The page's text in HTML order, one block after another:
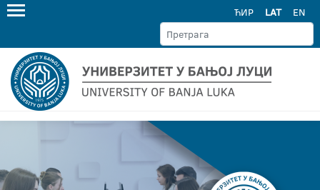
ЋИР LAT EN